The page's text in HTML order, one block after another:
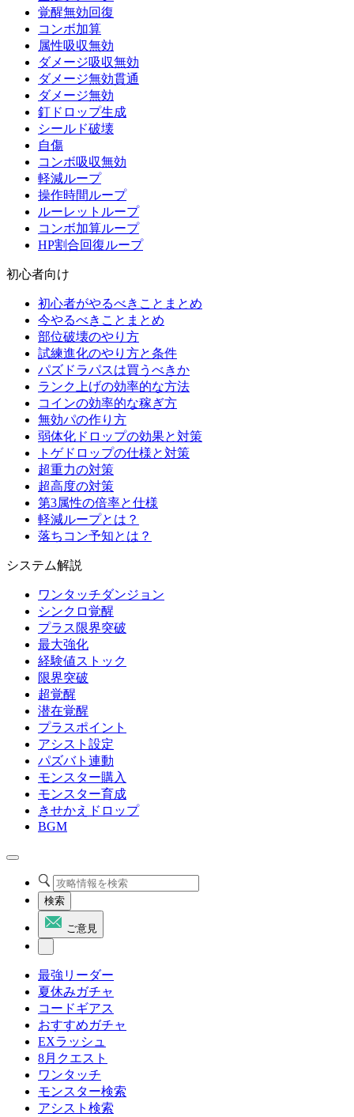
覚醒無効回復
コンボ加算
属性吸収無効
ダメージ吸収無効
ダメージ無効貫通
ダメージ無効
釘ドロップ生成
シールド破壊
自傷
コンボ吸収無効
軽減ループ
操作時間ループ
ルーレットループ
コンボ加算ループ
HP割合回復ループ
初心者向け
初心者がやるべきことまとめ
今やるべきことまとめ
部位破壊のやり方
試練進化のやり方と条件
パズドラパスは買うべきか
ランク上げの効率的な方法
コインの効率的な稼ぎ方
無効パの作り方
弱体化ドロップの効果と対策
トゲドロップの仕様と対策
超重力の対策
超高度の対策
第3属性の倍率と仕様
軽減ループとは？
落ちコン予知とは？
システム解説
ワンタッチダンジョン
シンクロ覚醒
プラス限界突破
最大強化
経験値ストック
限界突破
超覚醒
潜在覚醒
プラスポイント
アシスト設定
パズバト連動
モンスター購入
モンスター育成
きせかえドロップ
BGM
検索
ご意見
最強リーダー
夏休みガチャ
コードギアス
おすすめガチャ
EXラッシュ
8月クエスト
ワンタッチ
モンスター検索
アシスト検索